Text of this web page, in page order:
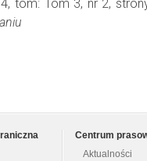
tom: Tom 3, nr 2,
Centrum
Aktualności